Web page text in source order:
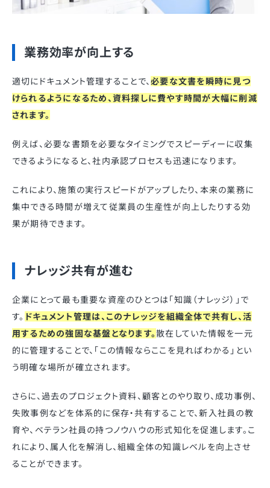
業務効率が向上する
適切にドキュメント管理することで、必要な文書を瞬時に見つ
けられるようになるため、資料探しに費やす時間が大幅に削減
されます。
例えば、必要な書類を必要なタイミングでスピーディーに収集
できるようになると、社内承認プロセスも迅速になります。
これにより、施策の実行スピードがアップしたり、本来の業務に
集中できる時間が増えて従業員の生産性が向上したりする効
果が期待できます。
ナレッジ共有が進む
企業にとって最も重要な資産のひとつは「知識（ナレッジ）」で
す。 ドキュメント管理は、このナレッジを組織全体で共有し、活
用するための強固な基盤となります。散在していた情報を一元
的に管理することで、「この情報ならここを見ればわかる」とい
う明確な場所が確立されます。
さらに、過去のプロジェクト資料、顧客とのやり取り、成功事例、
失敗事例などを体系的に保存・共有することで、新入社員の教
育や、ベテラン社員の持つノウハウの形式知化を促進します。こ
れにより、属人化を解消し、組織全体の知識レベルを向上させ
ることができます。